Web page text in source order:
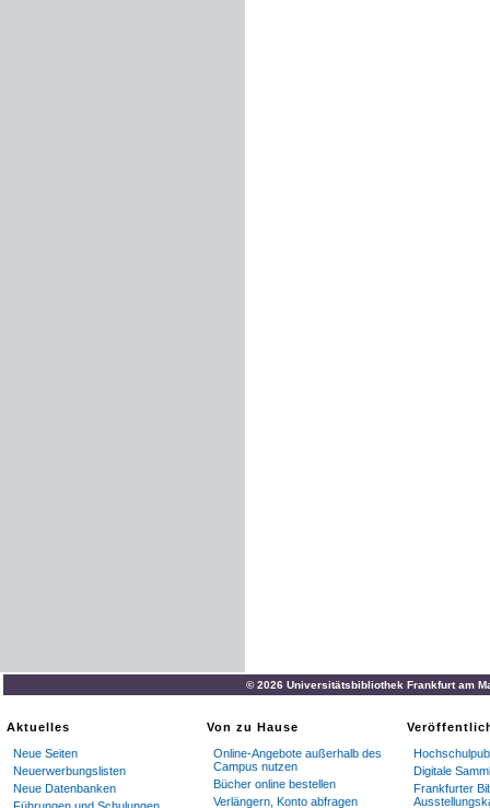
© 2026 Universitätsbibliothek Frankfurt am
Aktuelles
Neue Seiten
Neuerwerbungslisten
Neue Datenbanken
Von zu Hause
Online-Angebote außerhalb des
Campus nutzen
Bücher online bestellen
Verlängern, Konto abfragen
Digitale
Frankfurter